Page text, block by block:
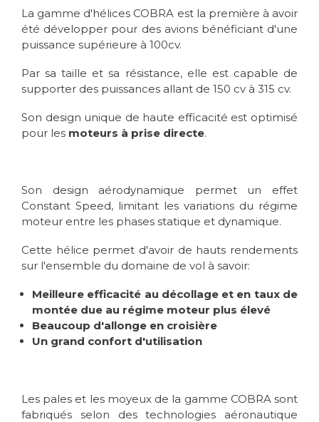
La gamme d'hélices COBRA est la première à avoir
été développer pour des avions bénéficiant d'une
puissance supérieure à 100cv.
Par sa taille et sa résistance, elle est capable de
supporter des puissances allant de 150 cv à 315 cv.
Son design unique de haute efficacité est optimisé
pour les moteurs à prise directe.
Son design aérodynamique permet un effet
Constant Speed, limitant les variations du régime
moteur entre les phases statique et dynamique.
Cette hélice permet d'avoir de hauts rendements
sur l'ensemble du domaine de vol à savoir:
Meilleure efficacité au décollage et en taux de
montée due au régime moteur plus élevé
Beaucoup d'allonge en croisière
Un grand confort d'utilisation
Les pales et les moyeux de la gamme COBRA sont
fabriqués selon des technologies aéronautique